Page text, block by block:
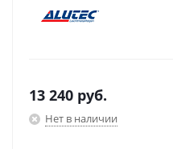
13 240 руб.
Нет в наличии